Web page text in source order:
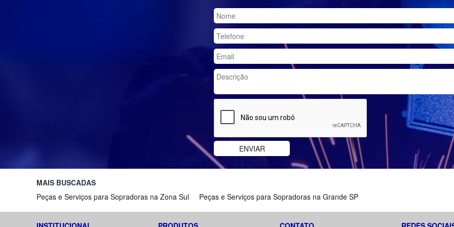
MAIS BUSCADAS
Peças e Serviços para Sopradoras na Zona Sul
Peças e Serviços para Sopradoras na Grande SP